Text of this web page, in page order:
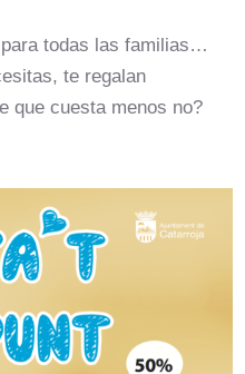
todas las familias…
te regalan
que cuesta menos no?